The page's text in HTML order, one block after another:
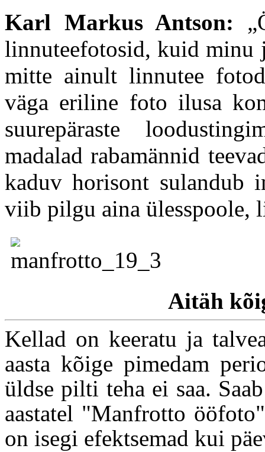
Karl Markus Antson: „
linnuteefotosid, kuid minu
mitte ainult linnutee
väga eriline foto ilusa
suurepäraste
madalad rabamännid
kaduv horisont sulandub
viib pilgu aina ülesspoole,
Aitäh
Kellad on keeratu ja
aasta kõige pimedam
üldse pilti teha ei saa.
aastatel "Manfrotto
on isegi efektsemad kui